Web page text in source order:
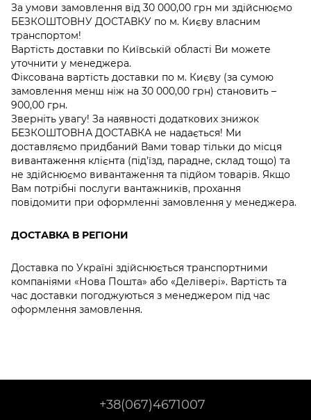
За умови замовлення від 30 000,00 грн ми здійснюємо
БЕЗКОШТОВНУ ДОСТАВКУ по м. Києву власним
транспортом!
Вартість доставки по Київській області Ви можете
уточнити у менеджера.
Фіксована вартість доставки по м. Києву (за сумою
замовлення менш ніж на 30 000,00 грн) становить –
900,00 грн.
Зверніть увагу! За наявності додаткових знижок
БЕЗКОШТОВНА ДОСТАВКА не надається! Ми
доставляємо придбаний Вами товар тільки до місця
вивантаження клієнта (під'їзд, парадне, склад тощо) та
не здійснюємо вивантаження та підйом товарів. Якщо
Вам потрібні послуги вантажників, прохання
повідомити при оформленні замовлення у менеджера.
ДОСТАВКА В РЕГІОНИ
Доставка по Україні здійснюється транспортними
компаніями «Нова Пошта» або «Делівері». Вартість та
час доставки погоджуються з менеджером під час
оформлення замовлення.
+38(067)4671007